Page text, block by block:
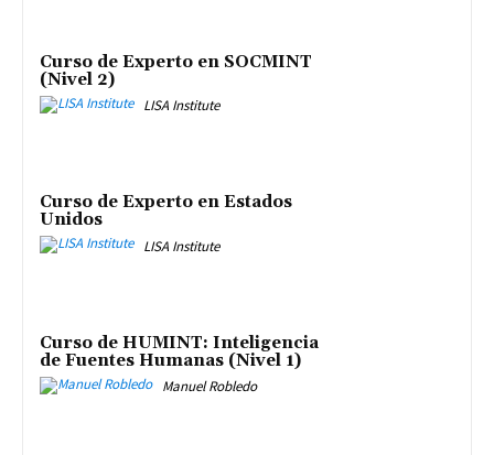
Curso de Experto en SOCMINT
(Nivel 2)
LISA Institute
Curso de Experto en Estados
Unidos
LISA Institute
Curso de HUMINT: Inteligencia
de Fuentes Humanas (Nivel 1)
Manuel Robledo